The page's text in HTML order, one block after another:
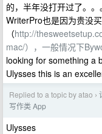
的，半年没打开过了。
WriterPro也是因为贵没
（http://
mac/），一般情况下
looking for something a
Ulysses this is an
Replied to a topic by atao ›
写作类 App
Ulysses